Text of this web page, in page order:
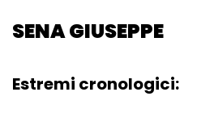
SENA GIUSEPPE
Estremi cronologici: